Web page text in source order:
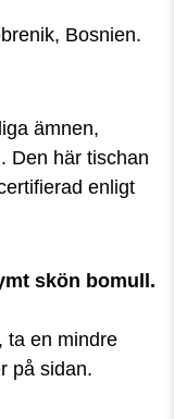
Bosnien.
ämnen,
Den här tischan
enligt
skön bomull.
ta en mindre
på sidan.